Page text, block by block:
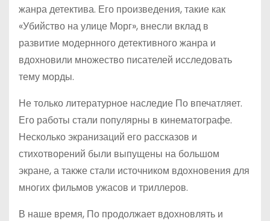
жанра детектива. Его произведения, такие как
«Убийство на улице Морг», внесли вклад в
развитие модернного детективного жанра и
вдохновили множество писателей исследовать
тему морды.
Не только литературное наследие По впечатляет.
Его работы стали популярны в кинематографе.
Несколько экранизаций его рассказов и
стихотворений были выпущены на большом
экране, а также стали источником вдохновения для
многих фильмов ужасов и триллеров.
В наше время, По продолжает вдохновлять и